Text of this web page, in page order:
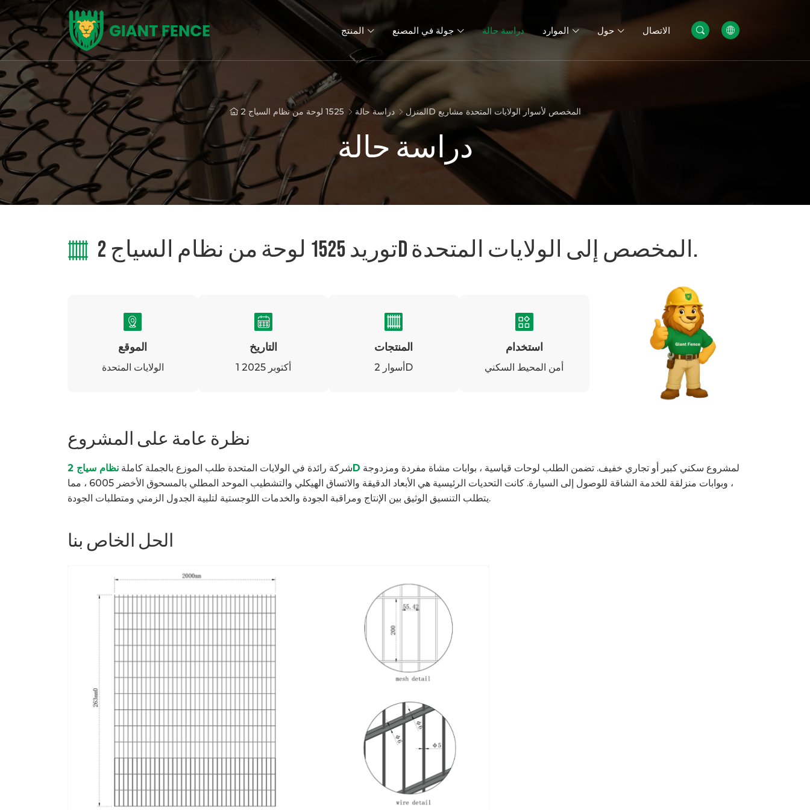
المنتج
سياج ثلاثي الأبعاد بوابات سياج
جولة في المصنع دراسة حالة الموارد حول الاتصال
المنزل دراسة حالة 1525 لوحة من نظام السياج 2D المخصص لأسوار الولايات المتحدة مشاريع
دراسة حالة
توريد 1525 لوحة من نظام السياج 2D المخصص إلى الولايات المتحدة.
الموقع
الولايات المتحدة
التاريخ
1 أكتوبر 2025
المنتجات
أسوار 2D
استخدام
أمن المحيط السكني
نظرة عامة على المشروع
شركة رائدة في الولايات المتحدة طلب الموزع بالجملة كاملةنظام سياج 2D
، وبوابات منزلقة للخدمة الشاقة للوصول إلى السيارة. كانت التحديات الرئيسية هي الأبعاد الدقيقة والاتساق الهيكلي والتشطيب الموحد المطلي بالمسحوق الأخضر 6005 ، مما
يتطلب التنسيق الوثيق بين الإنتاج ومراقبة الجودة والخدمات اللوجستية لتلبية الجدول الزمني ومتطلبات الجودة.
الحل الخاص بنا